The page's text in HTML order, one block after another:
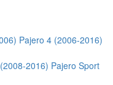
Pajero 4 (2006-2016)
2016) Pajero Sport